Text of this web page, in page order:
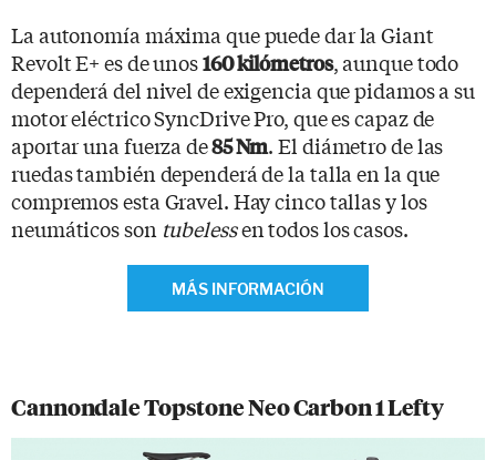
La autonomía máxima que puede dar la Giant
Revolt E+ es de unos160 kilómetros, aunque todo
dependerá del nivel de exigencia que pidamos a su
motor eléctrico SyncDrive Pro, que es capaz de
aportar una fuerza de85 Nm. El diámetro de las
ruedas también dependerá de la talla en la que
compremos esta Gravel. Hay cinco tallas y los
neumáticos son tubelessen todos los casos.
MÁS INFORMACIÓN
Cannondale Topstone Neo Carbon 1 Lefty